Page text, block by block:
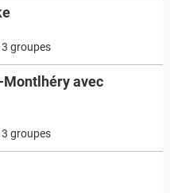
3 groupes
avec
3 groupes